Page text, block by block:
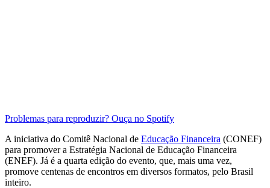
Problemas para reproduzir? Ouça no Spotify
A iniciativa do Comitê Nacional de Educação Financeira (CONEF)
para promover a Estratégia Nacional de Educação Financeira
(ENEF). Já é a quarta edição do evento, que, mais uma vez,
promove centenas de encontros em diversos formatos, pelo Brasil
inteiro.